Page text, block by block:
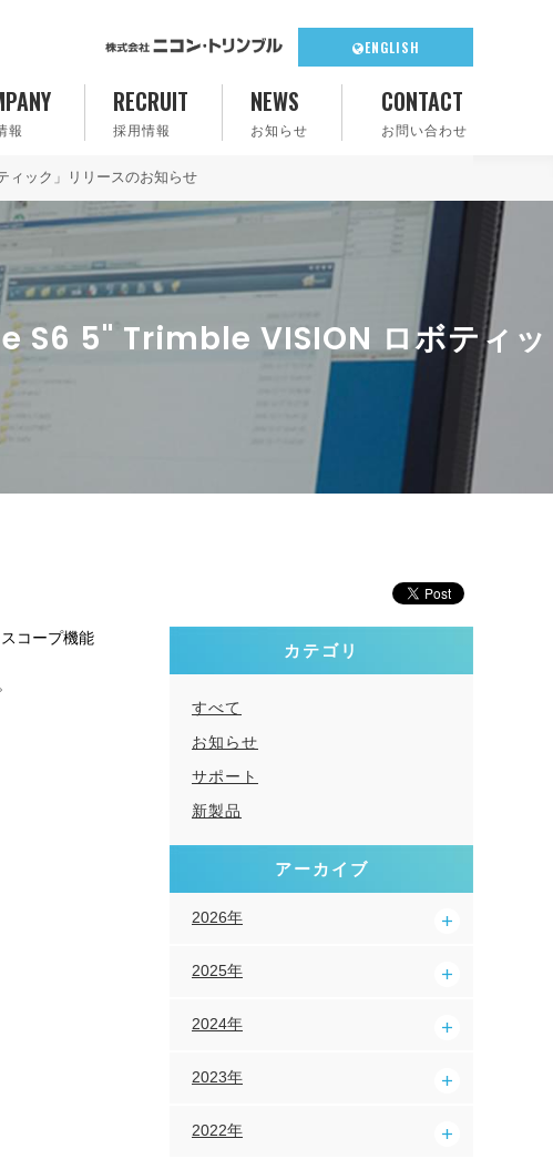
ENGLISH
報
RECRUIT
採用情報
NEWS
お知らせ
CONTACT
お問い合わせ
ィック」リリースのお知らせ
S6 5" Trimble VISION ロボティッ
コープ機能
カテゴリ
すべて
お知らせ
サポート
新製品
アーカイブ
2026年
2025年
2024年
2023年
2022年